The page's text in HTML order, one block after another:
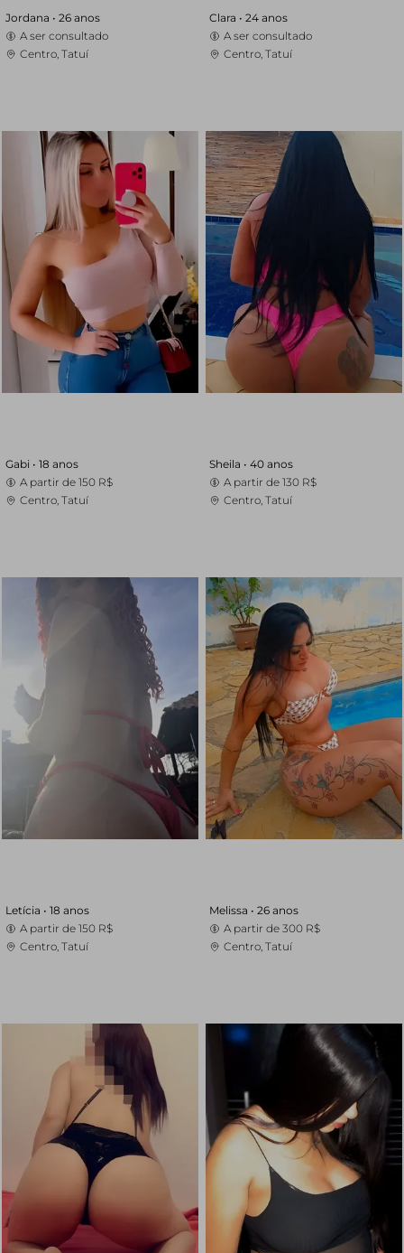
Jordana • 26 anos
A ser consultado
Centro, Tatuí
Clara • 24 anos
A ser consultado
Centro, Tatuí
Gabi • 18 anos
A partir de 150 R$
Centro, Tatuí
Sheila • 40 anos
A partir de 130 R$
Centro, Tatuí
Letícia • 18 anos
A partir de 150 R$
Centro, Tatuí
Melissa • 26 anos
A partir de 300 R$
Centro, Tatuí